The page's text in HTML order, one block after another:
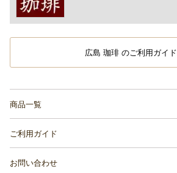
広島 珈琲 のご利用ガイド
商品一覧
ご利用ガイド
お問い合わせ